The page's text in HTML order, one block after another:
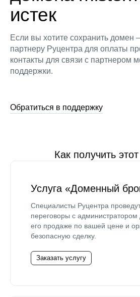
истек
Если вы хотите сохранить домен
партнеру Руцентра для оплаты
контакты для связи с партнером
поддержки.
Обратиться в поддержку
Как получить
Услуга «Доменный
Специалисты Руцентра
переговоры с
его продаже по вашей цене и
безопасную сделку.
Заказать услугу